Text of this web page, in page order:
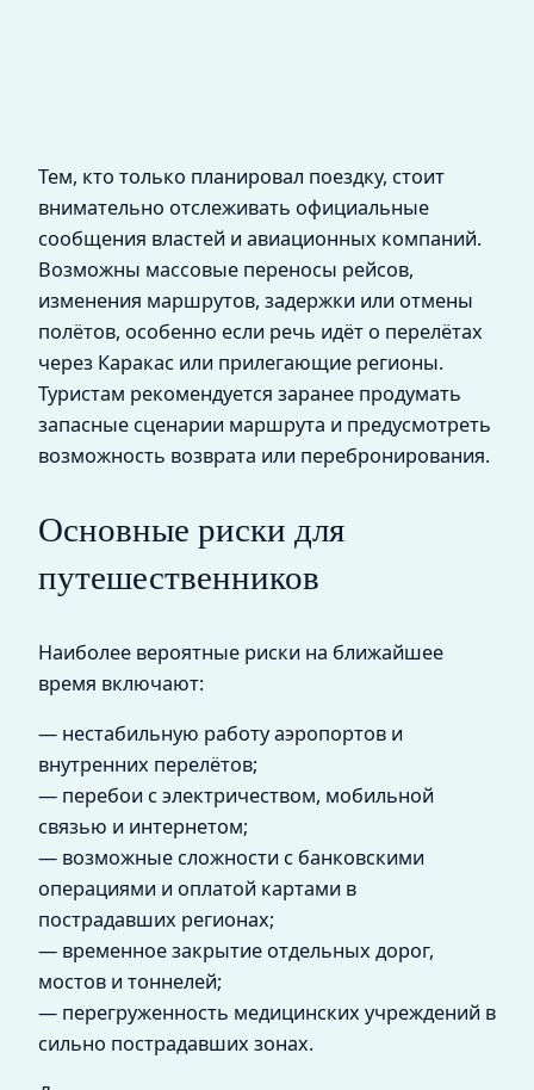
Тем, кто только планировал поездку, стоит
внимательно отслеживать официальные
сообщения властей и авиационных компаний.
Возможны массовые переносы рейсов,
изменения маршрутов, задержки или отмены
полётов, особенно если речь идёт о перелётах
через Каракас или прилегающие регионы.
Туристам рекомендуется заранее продумать
запасные сценарии маршрута и предусмотреть
возможность возврата или перебронирования.
Основные риски для
путешественников
Наиболее вероятные риски на ближайшее
время включают:
— нестабильную работу аэропортов и
внутренних перелётов;
— перебои с электричеством, мобильной
связью и интернетом;
— возможные сложности с банковскими
операциями и оплатой картами в
пострадавших регионах;
— временное закрытие отдельных дорог,
мостов и тоннелей;
— перегруженность медицинских учреждений в
сильно пострадавших зонах.